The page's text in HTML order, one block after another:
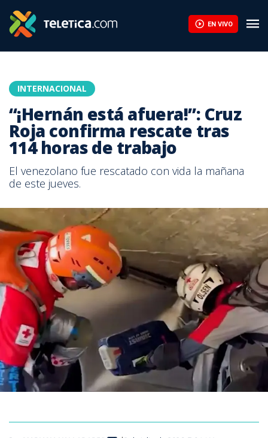
EN VIVO
INTERNACIONAL
“¡Hernán está afuera!”: Cruz
Roja confirma rescate tras
114 horas de trabajo
El venezolano fue rescatado con vida la mañana
de este jueves.